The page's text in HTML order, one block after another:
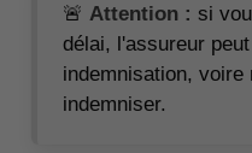
🚨 Attention : si
délai, l'assureur
indemnisation, voire
indemniser.